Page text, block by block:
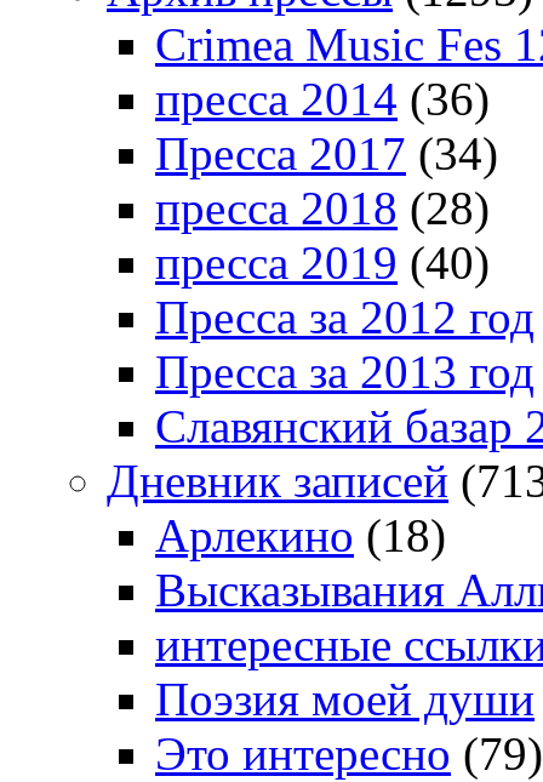
Crimea Music Fes
пресса 2014 (36)
Пресса 2017 (34)
пресса 2018 (28)
пресса 2019 (40)
Пресса за 2012 год
Пресса за 2013 год
Славянский базар
Дневник записей
Арлекино (18)
Высказывания
интересные
Поэзия моей души
Это интересно (79)